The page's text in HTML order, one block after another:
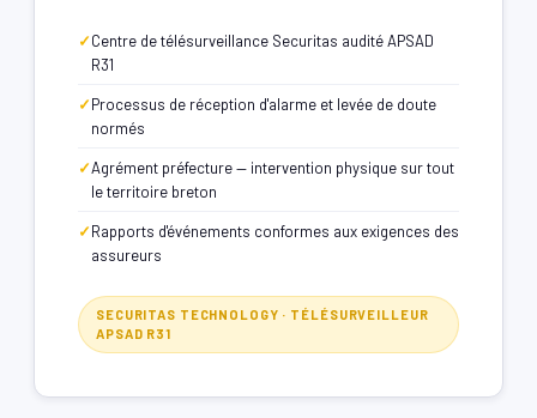
Centre de télésurveillance Securitas audité APSAD
R31
Processus de réception d'alarme et levée de doute
normés
Agrément préfecture — intervention physique sur tout
le territoire breton
Rapports d'événements conformes aux exigences des
assureurs
SECURITAS TECHNOLOGY · TÉLÉSURVEILLEUR
APSAD R31